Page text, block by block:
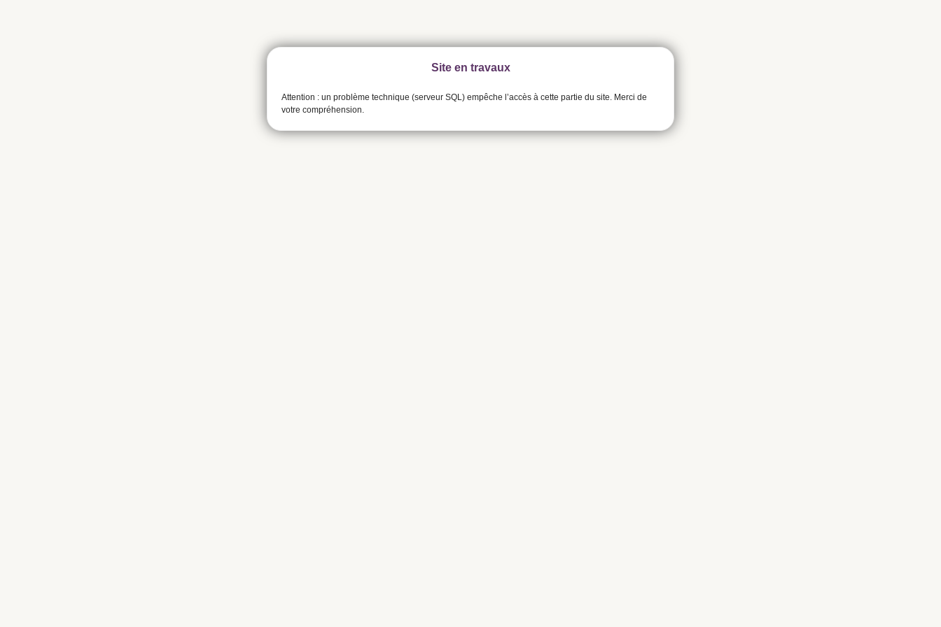
Site en travaux
Attention : un problème technique (serveur SQL) empêche l’accès à cette partie du site. Merci de
votre compréhension.